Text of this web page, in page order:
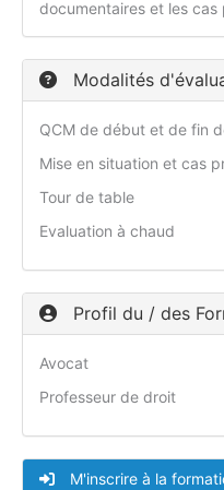
documentaires et les cas
Modalités
QCM de début et de fin
Mise en situation et cas
Tour de table
Evaluation à chaud
Profil du / des
Avocat
Professeur de droit
M'inscrire à la